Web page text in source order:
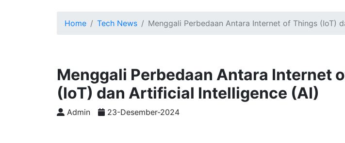
Home Tech News Menggali Perbedaan Antara Internet of Things (IoT)
Menggali Perbedaan Antara Internet
(IoT) dan Artificial Intelligence (AI)
Admin 23-Desember-2024